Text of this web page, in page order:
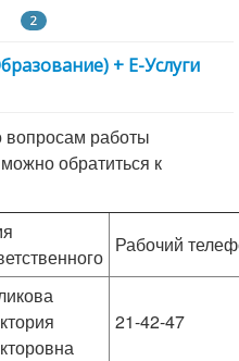
2
+ E-Услуги
вопросам работы
обратиться к
Рабочий
21-42-47